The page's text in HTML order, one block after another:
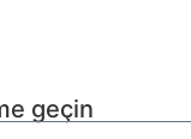
geçin